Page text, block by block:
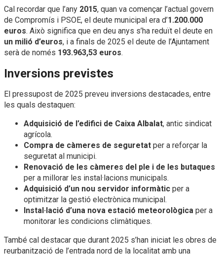
Cal recordar que l’any 2015, quan va començar l’actual govern
de Compromís i PSOE, el deute municipal era d’1.200.000
euros. Això significa que en deu anys s’ha reduït el deute en
un milió d’euros, i a finals de 2025 el deute de l’Ajuntament
serà de només 193.963,53 euros.
Inversions previstes
El pressupost de 2025 preveu inversions destacades, entre
les quals destaquen:
Adquisició de l’edifici de Caixa Albalat, antic sindicat
agrícola.
Compra de càmeres de seguretat per a reforçar la
seguretat al municipi.
Renovació de les càmeres del ple i de les butaques
per a millorar les instal·lacions municipals.
Adquisició d’un nou servidor informàtic per a
optimitzar la gestió electrònica municipal.
Instal·lació d’una nova estació meteorològica per a
monitorar les condicions climàtiques.
També cal destacar que durant 2025 s’han iniciat les obres de
reurbanització de l’entrada nord de la localitat amb una